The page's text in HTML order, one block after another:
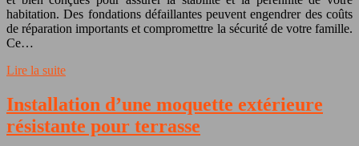
habitation. Des fondations défaillantes peuvent engendrer des coûts
de réparation importants et compromettre la sécurité de votre famille.
Ce…
Lire la suite
Installation d’une moquette extérieure
résistante pour terrasse